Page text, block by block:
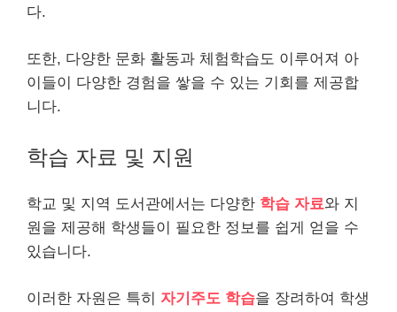
다.
또한, 다양한 문화 활동과 체험학습도 이루어져 아
이들이 다양한 경험을 쌓을 수 있는 기회를 제공합
니다.
학습 자료 및 지원
학교 및 지역 도서관에서는 다양한 학습 자료와 지
원을 제공해 학생들이 필요한 정보를 쉽게 얻을 수
있습니다.
이러한 자원은 특히 자기주도 학습을 장려하여 학생